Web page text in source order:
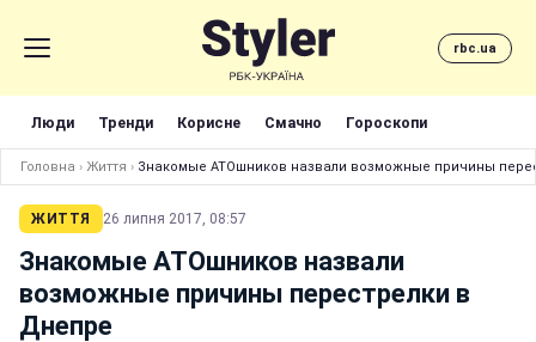
rbc.ua
Люди Тренди Корисне Смачно Гороскопи
Головна › Життя › Знакомые АТОшников назвали возможные причины
ЖИТТЯ 26 липня 2017, 08:57
Знакомые АТОшников назвали
возможные причины перестрелки в
Днепре